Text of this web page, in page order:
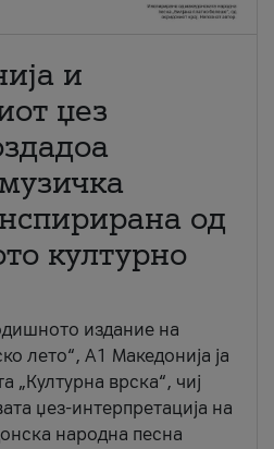
и
џез
од
културно
издание на
лето“, А1 Македонија ја
„Културна врска“, чиј
џез-интерпретација на
народна песна